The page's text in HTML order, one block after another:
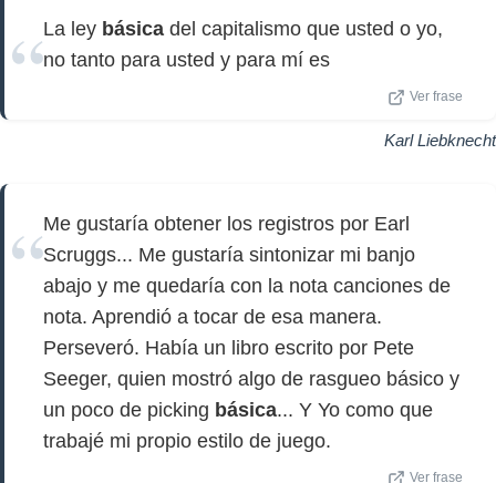
La ley básica del capitalismo que usted o yo,
no tanto para usted y para mí es
Ver frase
Karl Liebknecht
Me gustaría obtener los registros por Earl
Scruggs... Me gustaría sintonizar mi banjo
abajo y me quedaría con la nota canciones de
nota. Aprendió a tocar de esa manera.
Perseveró. Había un libro escrito por Pete
Seeger, quien mostró algo de rasgueo básico y
un poco de picking básica... Y Yo como que
trabajé mi propio estilo de juego.
Ver frase